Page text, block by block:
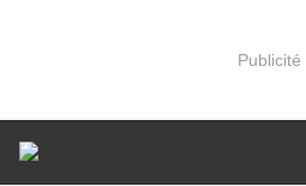
Publicité